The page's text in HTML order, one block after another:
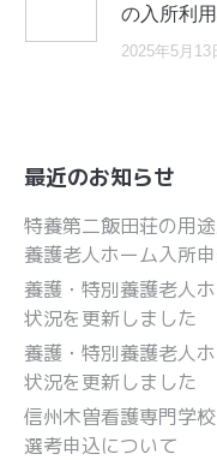
の入所利
2025年5月13
最近のお知らせ
特養第二飯田荘の用
養護老人ホーム入所
養護・特別養護老人
状況を更新しました
養護・特別養護老人
状況を更新しました
信州木曽看護専門学
選考申込について